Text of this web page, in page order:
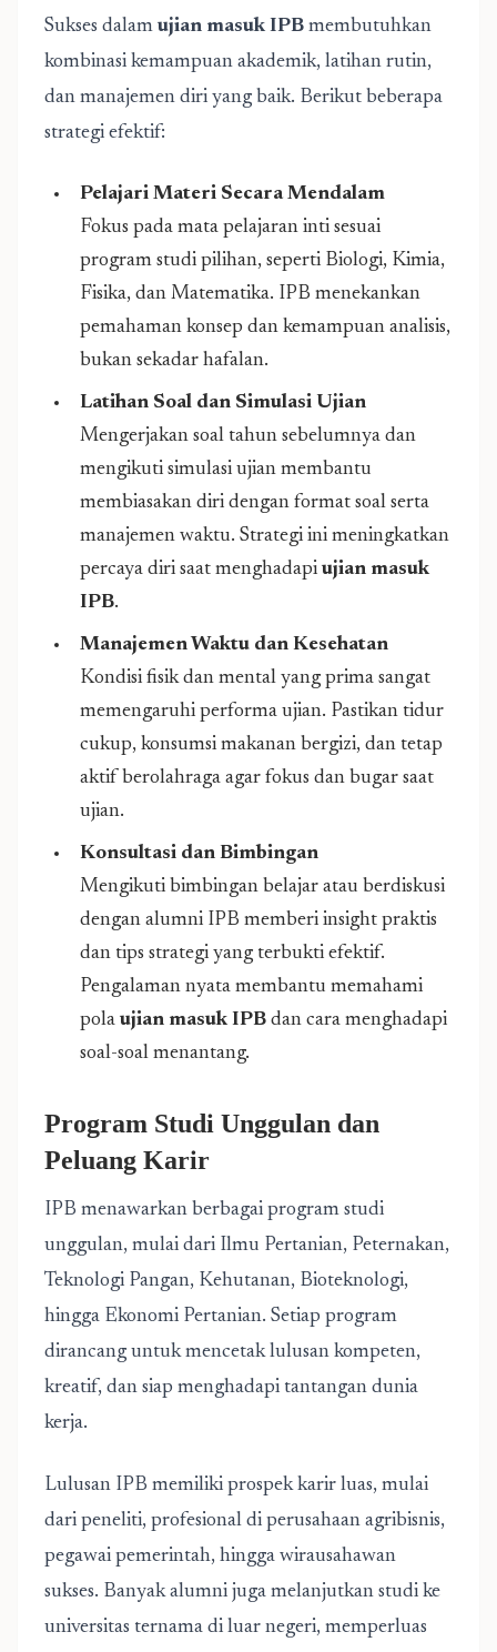
Sukses dalam ujian masuk IPB membutuhkan
kombinasi kemampuan akademik, latihan rutin,
dan manajemen diri yang baik. Berikut beberapa
strategi efektif:
Pelajari Materi Secara Mendalam
Fokus pada mata pelajaran inti sesuai
program studi pilihan, seperti Biologi, Kimia,
Fisika, dan Matematika. IPB menekankan
pemahaman konsep dan kemampuan analisis,
bukan sekadar hafalan.
Latihan Soal dan Simulasi Ujian
Mengerjakan soal tahun sebelumnya dan
mengikuti simulasi ujian membantu
membiasakan diri dengan format soal serta
manajemen waktu. Strategi ini meningkatkan
percaya diri saat menghadapi ujian masuk
IPB.
Manajemen Waktu dan Kesehatan
Kondisi fisik dan mental yang prima sangat
memengaruhi performa ujian. Pastikan tidur
cukup, konsumsi makanan bergizi, dan tetap
aktif berolahraga agar fokus dan bugar saat
ujian.
Konsultasi dan Bimbingan
Mengikuti bimbingan belajar atau berdiskusi
dengan alumni IPB memberi insight praktis
dan tips strategi yang terbukti efektif.
Pengalaman nyata membantu memahami
pola ujian masuk IPB dan cara menghadapi
soal-soal menantang.
Program Studi Unggulan dan
Peluang Karir
IPB menawarkan berbagai program studi
unggulan, mulai dari Ilmu Pertanian, Peternakan,
Teknologi Pangan, Kehutanan, Bioteknologi,
hingga Ekonomi Pertanian. Setiap program
dirancang untuk mencetak lulusan kompeten,
kreatif, dan siap menghadapi tantangan dunia
kerja.
Lulusan IPB memiliki prospek karir luas, mulai
dari peneliti, profesional di perusahaan agribisnis,
pegawai pemerintah, hingga wirausahawan
sukses. Banyak alumni juga melanjutkan studi ke
universitas ternama di luar negeri, memperluas